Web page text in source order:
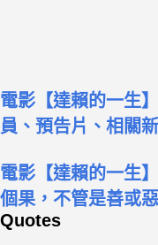
電影【達賴的一生
員、預告片、相關
電影【達賴的一生
個果，不管是善或
Quotes